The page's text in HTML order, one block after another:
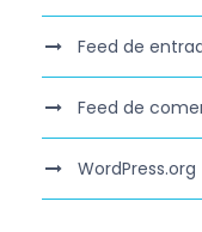
Feed de
Feed de
WordPress.org